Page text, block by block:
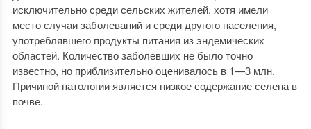
исключительно среди сельских жителей, хотя имели
место случаи заболеваний и среди другого населения,
употреблявшего продукты питания из эндемических
областей. Количество заболевших не было точно
известно, но приблизительно оценивалось в 1—3 млн.
Причиной патологии является низкое содержание селена в
почве.